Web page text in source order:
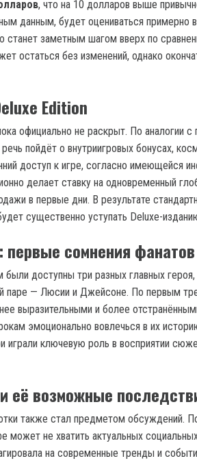
, что на 10 долларов выше
данным, будет оцениваться примерно в
станет заметным шагом вверх по
остаться без изменений, однако
Edition
официально не раскрыт. По аналогии
пойдёт о внутриигровых бонусах,
доступ к игре, согласно имеющейся
делает ставку на одновременный
в первые дни. В результате
существенно уступать Deluxe-
сомнения фанатов
были доступны три разных главных героя,
паре — Люсии и Джейсоне. По первым
выразительными и более
эмоционально вовлечься в их
играли ключевую роль в восприятии
её возможные
также стал предметом обсуждений.
может не хватить актуальных
на современные тренды и